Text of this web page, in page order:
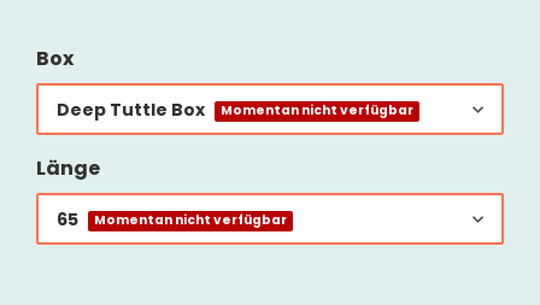
Box
Deep Tuttle Box Momentan nicht verfügbar
Länge
65 Momentan nicht verfügbar